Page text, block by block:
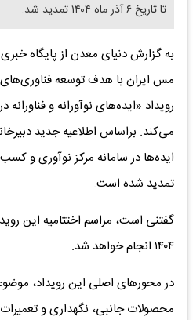
تا تاریخ ۶ آذر ماه ۱۴۰۴ تمدید شد.
به گزارش دنیای معدن از پایگاه
مس ایران با هدف توسعه
رویداد «ایده‌های نوآورانه و
می‌کند. براساس اطلاعیه جدید
تمدید شده است.
۱۴۰۴ انجام خواهد شد.
در محورهای اصلی این رویداد،
محصولات جانبی، نگهداری و